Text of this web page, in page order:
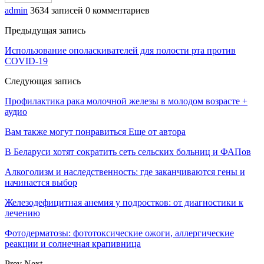
admin 3634 записей 0 комментариев
Предыдущая запись
Использование ополаскивателей для полости рта против
COVID-19
Следующая запись
Профилактика рака молочной железы в молодом возрасте +
аудио
Вам также могут понравиться Еще от автора
В Беларуси хотят сократить сеть сельских больниц и ФАПов
Алкоголизм и наследственность: где заканчиваются гены и
начинается выбор
Железодефицитная анемия у подростков: от диагностики к
лечению
Фотодерматозы: фототоксические ожоги, аллергические
реакции и солнечная крапивница